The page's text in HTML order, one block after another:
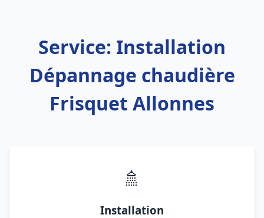
Service: Installation
Dépannage chaudière
Frisquet Allonnes
🚿
Installation